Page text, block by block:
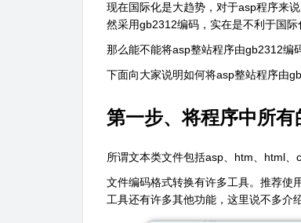
现在国际化是大趋势，对于asp程序来
然采用gb2312编码，实在是不利于国际
那么能不能将asp整站程序由gb2312编
下面向大家说明如何将asp整站程序由
第一步、将程序中所
所谓文本类文件包括asp、htm、html、
文件编码格式转换有许多工具。推荐使
工具还有许多其他功能，这里说不多介绍